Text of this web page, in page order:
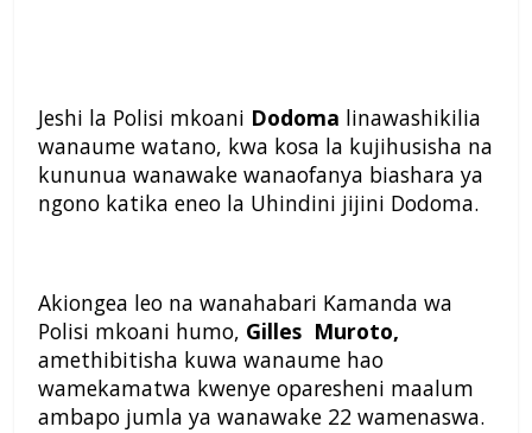
Jeshi la Polisi mkoani Dodoma linawashikilia
wanaume watano, kwa kosa la kujihusisha na
kununua wanawake wanaofanya biashara ya
ngono katika eneo la Uhindini jijini Dodoma.
Akiongea leo na wanahabari Kamanda wa
Polisi mkoani humo, Gilles Muroto,
amethibitisha kuwa wanaume hao
wamekamatwa kwenye oparesheni maalum
ambapo jumla ya wanawake 22 wamenaswa.